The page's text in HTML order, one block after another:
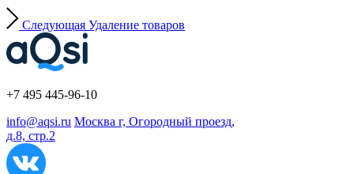
Следующая Удаление товаров
+7 495 445-96-10
info@aqsi.ru Москва г, Огородный проезд,
д.8, стр.2